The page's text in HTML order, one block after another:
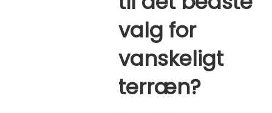
valg for
vanskeligt
terræn?